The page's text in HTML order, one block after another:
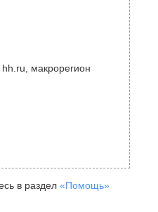
макрорегион
в раздел «Помощь»